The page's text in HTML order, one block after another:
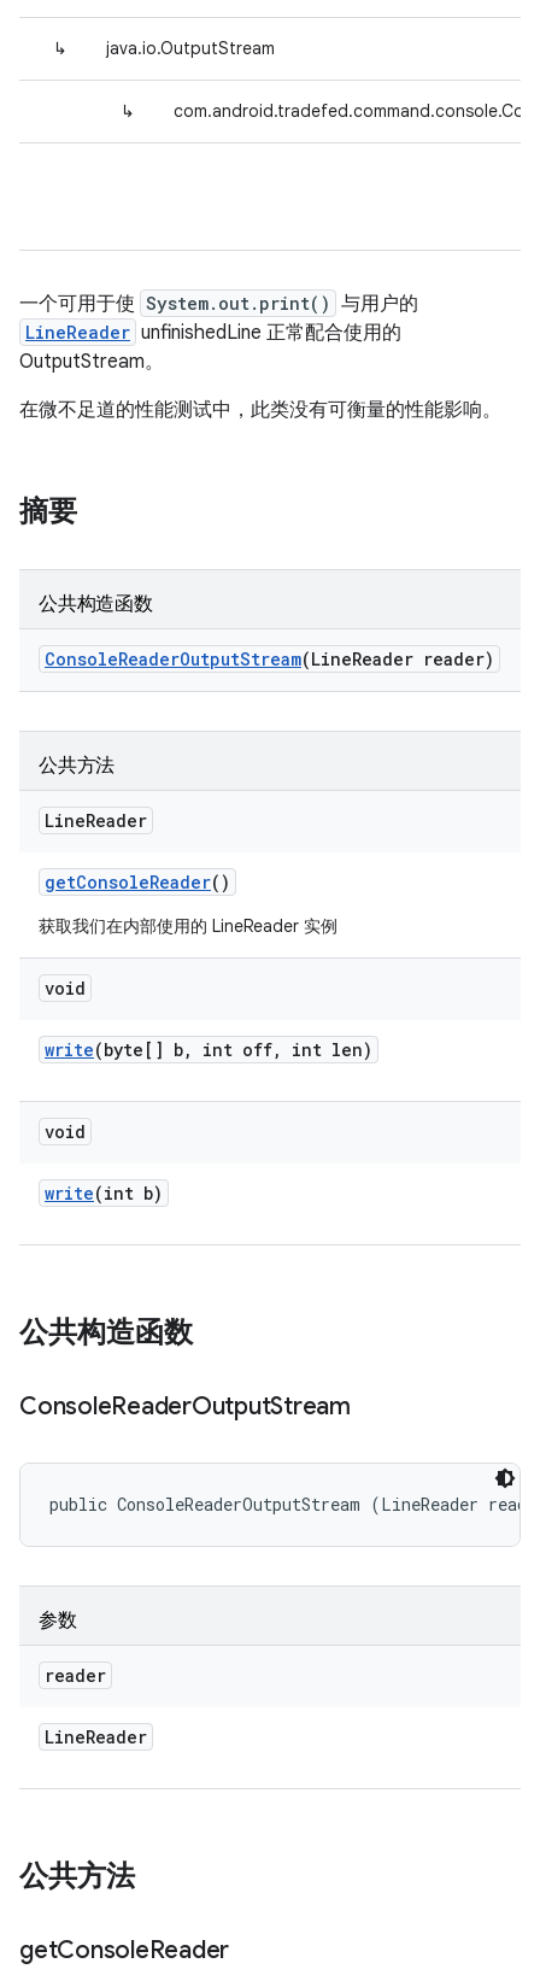
↳ java.io.OutputStream
↳
一个可用于使 System.out.print() 与用户的
LineReader unfinishedLine 正常配合使用的
OutputStream。
在微不足道的性能测试中，此类没有可衡量的性能影响。
摘要
公共构造函数
ConsoleReaderOutputStream(LineReader reader)
公共方法
LineReader
getConsoleReader()
获取我们在内部使用的 LineReader 实例
void
write(byte[] b, int off, int len)
void
write(int b)
公共构造函数
ConsoleReaderOutputStream
public ConsoleReaderOutputStream (LineReader
参数
reader
LineReader
公共方法
getConsoleReader